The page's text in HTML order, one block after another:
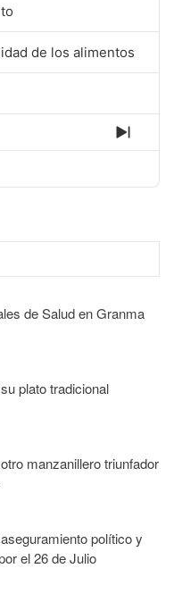
de los alimentos
Next
de Salud en Granma
plato tradicional
manzanillero triunfador
político y
el 26 de Julio